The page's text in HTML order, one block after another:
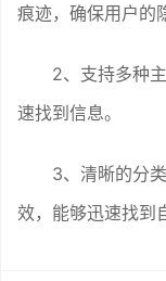
痕迹，确保用户的
2、支持多种
速找到信息。
3、清晰的分
效，能够迅速找到